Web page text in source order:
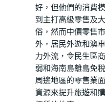
好，但他們的消費
到主打高級零售及
俗，然而中價零售
外，居民外遊和澳
力外流，令民生區
弱和海南島離島免
周邊地區的零售業
資源來提升旅遊和